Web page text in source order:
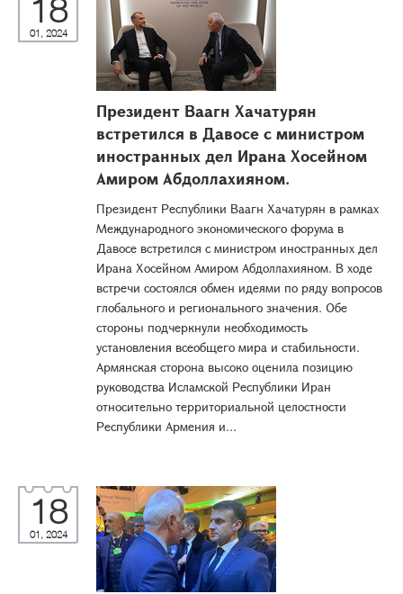
18
01, 2024
Президент Ваагн Хачатурян
встретился в Давосе с министром
иностранных дел Ирана Хосейном
Амиром Абдоллахияном.
Президент Республики Ваагн Хачатурян в рамках
Международного экономического форума в
Давосе встретился с министром иностранных дел
Ирана Хосейном Амиром Абдоллахияном. В ходе
встречи состоялся обмен идеями по ряду вопросов
глобального и регионального значения. Обе
стороны подчеркнули необходимость
установления всеобщего мира и стабильности.
Армянская сторона высоко оценила позицию
руководства Исламской Республики Иран
относительно территориальной целостности
Республики Армения и...
18
01, 2024